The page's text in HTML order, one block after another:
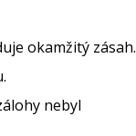
okamžitý zásah.
nebyl